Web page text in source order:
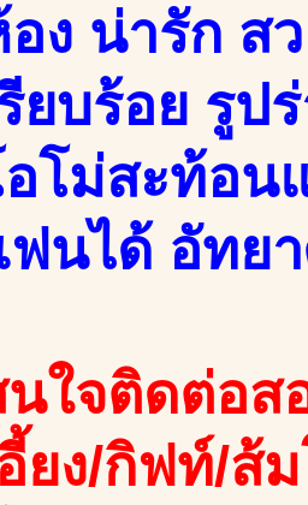
ง น่ารัก ส
ยบร้อย รูป
โม่สะท้อน
ฟนได้ อัทย
ใจติดต่อส
ยง/กิฟท์/ส้